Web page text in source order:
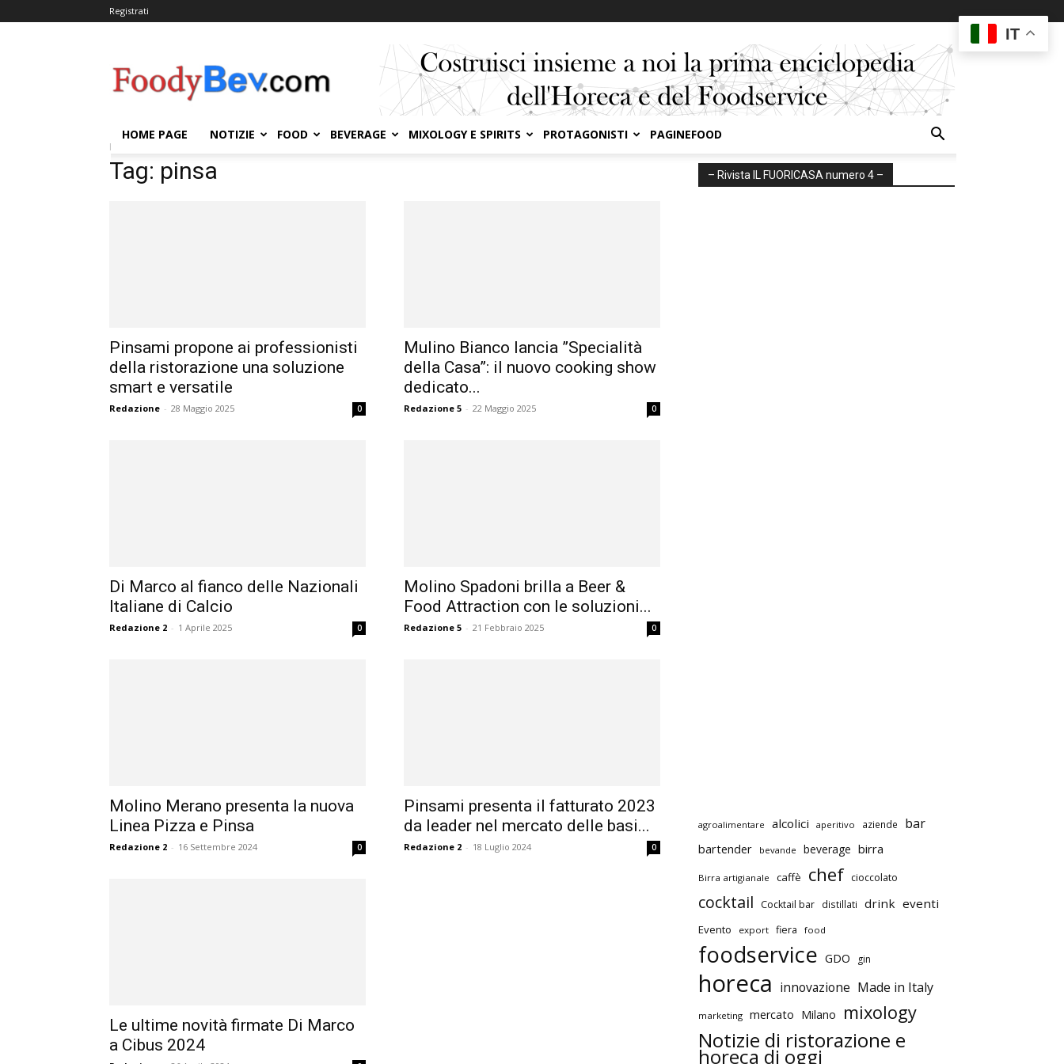
Registrati
HOME PAGE NOTIZIE FOOD BEVERAGE MIXOLOGY E SPIRITS PROTAGONISTI PAGINEFOOD
Home
Tag: pinsa
Pinsami propone ai professionisti
della ristorazione una soluzione
smart e versatile
Redazione - 28 Maggio 2025 0
Mulino Bianco lancia ”Specialità
della Casa”: il nuovo cooking show
dedicato...
Redazione 5 - 22 Maggio 2025 0
Di Marco al fianco delle Nazionali
Italiane di Calcio
Redazione 2 - 1 Aprile 2025 0
Molino Spadoni brilla a Beer &
Food Attraction con le soluzioni...
Redazione 5 - 21 Febbraio 2025 0
Molino Merano presenta la nuova
Linea Pizza e Pinsa
Redazione 2 - 16 Settembre 2024 0
Pinsami presenta il fatturato 2023
da leader nel mercato delle basi...
Redazione 2 - 18 Luglio 2024 0
Le ultime novità firmate Di Marco
a Cibus 2024
– Rivista IL FUORICASA numero 4 –
agroalimentare alcolici aperitivo aziende bar
bartender bevande beverage birra
Birra artigianale caffè chef cioccolato
cocktail Cocktail bar distillati drink eventi
Evento export fiera food
foodservice GDO gin
horeca innovazione Made in Italy
marketing mercato Milano mixology
Notizie di ristorazione e
horeca di oggi
IT